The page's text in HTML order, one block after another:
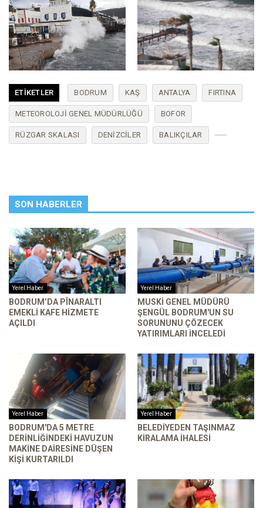
ETIKETLER BODRUM KAŞ ANTALYA FIRTINA
METEOROLOJI GENEL MÜDÜRLÜĞÜ BOFOR
RÜZGAR SKALASI DENIZCILER BALIKÇILAR
SON HABERLER
Yerel Haber
BODRUM’DA PÎNARALTI
EMEKLI KAFE HIZMETE
AÇILDI
Yerel Haber
MUSKİ GENEL MÜDÜRÜ
ŞENGÜL BODRUM'UN SU
SORUNUNU ÇÖZECEK
YATIRIMLARI INCELEDI
Yerel Haber
BODRUM'DA 5 METRE
DERINLIĞINDEKI HAVUZUN
MAKINE DAIRESINE DÜŞEN
KIŞI KURTARILDI
Yerel Haber
BELEDIYEDEN TAŞINMAZ
KIRALAMA İHALESI